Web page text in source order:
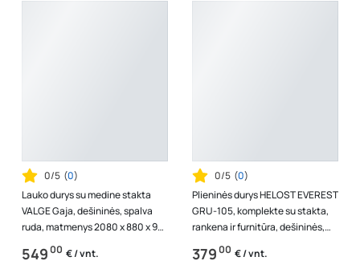
0/5 (0)
Lauko durys su medine stakta
VALGE Gaja, dešininės, spalva
ruda, matmenys 2080 x 880 x 92
mm, A140170082
54900 € / vnt.
0/5 (0)
Plieninės durys HELOST EVEREST
GRU-105, komplekte su stakta,
rankena ir furnitūra, dešininės,
spalva antracito/baltas me...
37900 € / vnt.